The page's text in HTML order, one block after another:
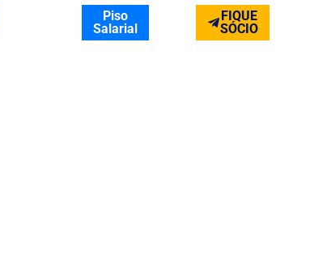
Piso
Salarial
FIQUE
SÓCIO